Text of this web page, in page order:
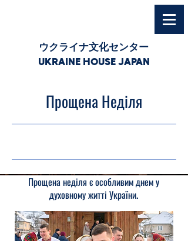
ウクライナ文化センター
UKRAINE HOUSE JAPAN
Прощена Неділя
Прощена неділя є особливим днем у
духовному житті України.